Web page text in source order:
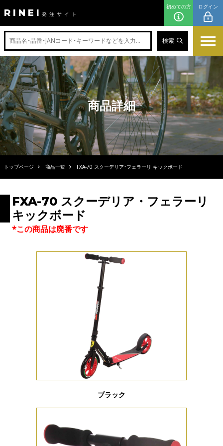
RINEI 発注サイト
初めての方 ログイン
検索
商品詳細
トップページ 商品一覧 FXA-70 スクーデリア・フェラーリ キックボード
FXA-70 スクーデリア・フェラーリ
キックボード
*この商品は廃番です
ブラック